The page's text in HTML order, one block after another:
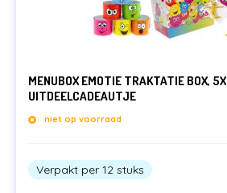
MENUBOX EMOTIE TRAKTATIE BOX, 5X
UITDEELCADEAUTJE
niet op voorraad
Verpakt per 12 stuks